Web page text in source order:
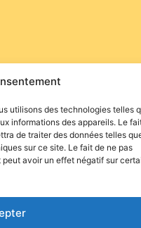
utilisons des technologies telles
informations des appareils. Le
de traiter des données telles
sur ce site. Le fait de ne pas
avoir un effet négatif sur